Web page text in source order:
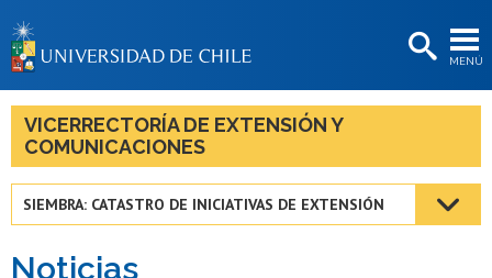
MENÚ
BIBLIOTECAS
LA UNIVERSIDAD
Estudiantes
VICERRECTORÍA DE EXTENSIÓN Y
COMUNICACIONES
SIEMBRA: CATASTRO DE INICIATIVAS DE EXTENSIÓN
Noticias